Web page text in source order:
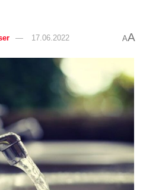
17.06.2022 AA